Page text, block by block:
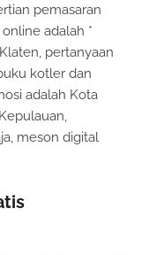
pemasaran
adalah *
pertanyaan
kotler dan
adalah Kota
meson digital